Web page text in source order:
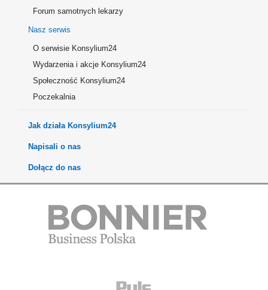
Forum samotnych lekarzy
Nasz serwis
O serwisie Konsylium24
Wydarzenia i akcje Konsylium24
Społeczność Konsylium24
Poczekalnia
Jak działa Konsylium24
Napisali o nas
Dołącz do nas